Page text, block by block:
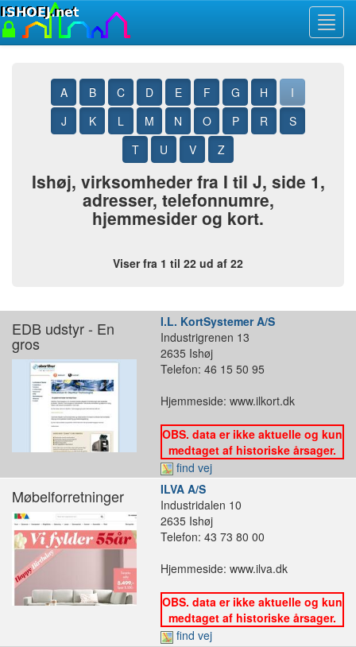
A B C D E F G H
I
J
K L M N O P R
S
T
U V Z
Ishøj, virksomheder fra I til J, side 1,
adresser, telefonnumre,
hjemmesider og kort.
Viser fra 1 til 22 ud af 22
EDB udstyr - En
gros
I.L. KortSystemer A/S
Industrigrenen 13
2635 Ishøj
Telefon: 46 15 50 95
Hjemmeside: www.ilkort.dk
OBS. data er ikke aktuelle og kun
medtaget af historiske årsager.
find vej
Møbelforretninger
ILVA A/S
Industridalen 10
2635 Ishøj
Telefon: 43 73 80 00
Hjemmeside: www.ilva.dk
OBS. data er ikke aktuelle og kun
medtaget af historiske årsager.
find vej